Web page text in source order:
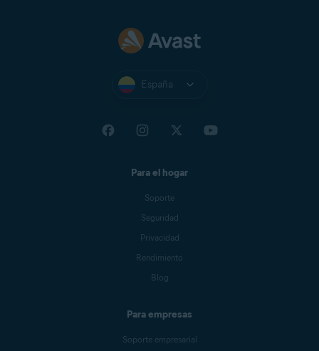
España
Para el hogar
Soporte
Seguridad
Privacidad
Rendimiento
Blog
Para empresas
Soporte empresarial